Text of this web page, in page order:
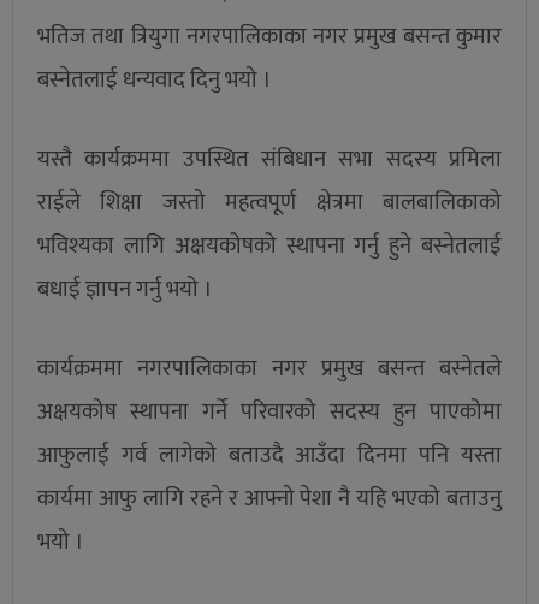
भतिज तथा त्रियुगा नगरपालिकाका नगर प्रमुख बसन्त कुमार
बस्नेतलाई धन्यवाद दिनु भयो ।
यस्तै कार्यक्रममा उपस्थित संबिधान सभा सदस्य प्रमिला
राईले शिक्षा जस्तो महत्वपूर्ण क्षेत्रमा बालबालिकाको
भविश्यका लागि अक्षयकोषको स्थापना गर्नु हुने बस्नेतलाई
बधाई ज्ञापन गर्नु भयो ।
कार्यक्रममा नगरपालिकाका नगर प्रमुख बसन्त बस्नेतले
अक्षयकोष स्थापना गर्ने परिवारको सदस्य हुन पाएकोमा
आफुलाई गर्व लागेको बताउदै आउँदा दिनमा पनि यस्ता
कार्यमा आफु लागि रहने र आफ्नो पेशा नै यहि भएको बताउनु
भयो ।